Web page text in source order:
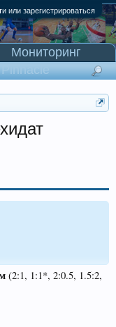
или зарегистрироваться
(2:1, 1:1*, 2:0.5, 1.5:2,
Мониторинг